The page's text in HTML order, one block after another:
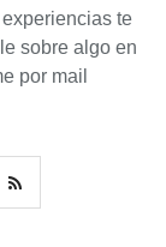
te
sobre algo en
por mail